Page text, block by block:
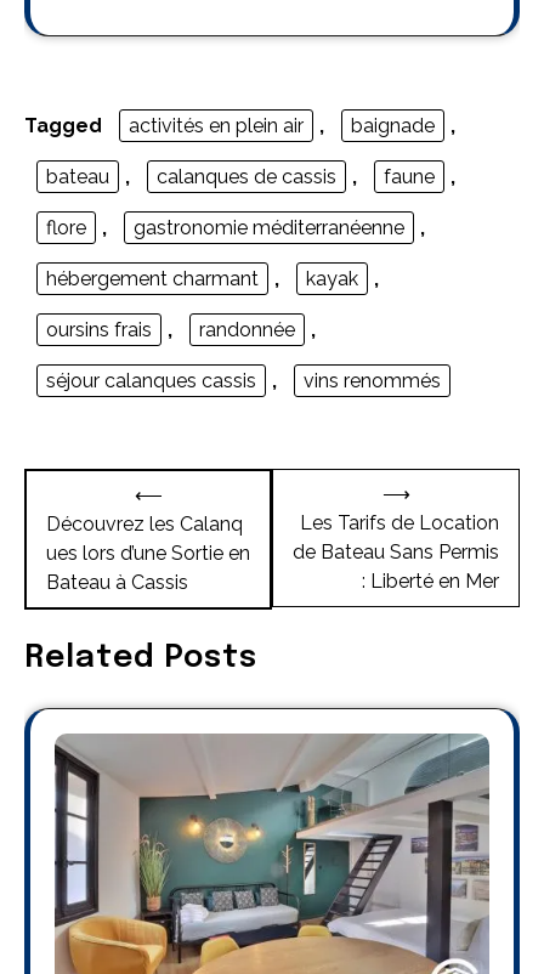
Tagged activités en plein air , baignade ,
bateau , calanques de cassis , faune ,
flore , gastronomie méditerranéenne ,
hébergement charmant , kayak ,
oursins frais , randonnée ,
séjour calanques cassis , vins renommés
Navigation
de
l’article
⟵
Découvrez les Calanq
ues lors d’une Sortie en
Bateau à Cassis
Les Tarifs de Location
de Bateau Sans Permis
: Liberté en Mer
⟶
Related Posts